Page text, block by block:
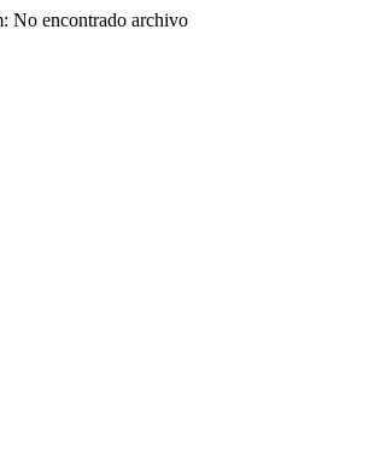
No encontrado archivo